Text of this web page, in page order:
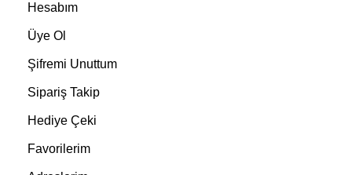
Hesabım
Üye Ol
Şifremi Unuttum
Sipariş Takip
Hediye Çeki
Favorilerim